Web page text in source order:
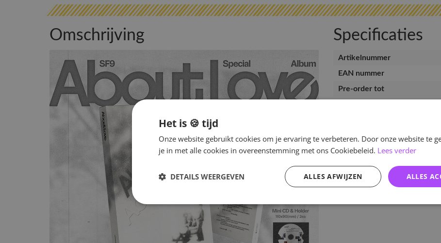
Omschrijving Specificaties
Artikelnummer
EAN nummer
Pre-order tot
Het is 🍪 tijd
Onze website gebruikt cookies om je ervaring te verbeteren. Door onze website te
je in met alle cookies in overeenstemming met ons Cookiebeleid. Lees verder
ALLES
ALLES AFWIJZEN
DETAILS WEERGEVEN